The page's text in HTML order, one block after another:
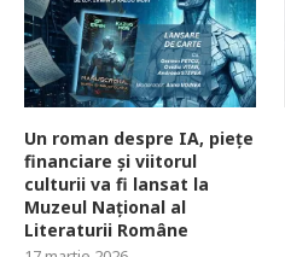
Un roman despre IA, piețe
financiare și viitorul
culturii va fi lansat la
Muzeul Național al
Literaturii Române